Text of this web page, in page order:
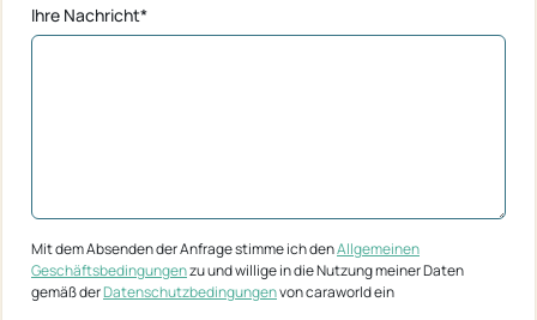
Ihre Nachricht*
Mit dem Absenden der Anfrage stimme ich denAllgemeinen
Geschäftsbedingungenzu und willige in die Nutzung meiner Daten
gemäß derDatenschutzbedingungenvon caraworld ein